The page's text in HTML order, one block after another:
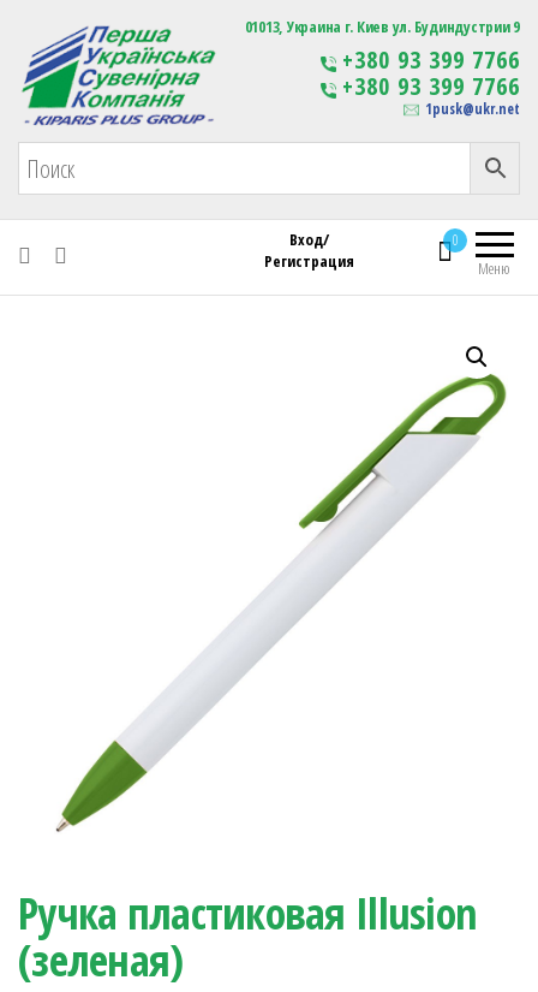
Первая Украинская Сувенирная Компания Изготовление
сувенирной продукции
с логотипом
01013, Украина г. Киев ул. Будиндустрии 9
+380 93 399 7766
+380 93 399 7766
1pusk@ukr.net
Меню
0
Вход/
Регистрация
Ручка пластиковая Illusion
(зеленая)